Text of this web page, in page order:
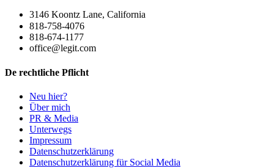
3146 Koontz Lane, California
818-758-4076
818-674-1177
office@legit.com
De rechtliche Pflicht
Neu hier?
Über mich
PR & Media
Unterwegs
Impressum
Datenschutzerklärung
Datenschutzerklärung für Social Media